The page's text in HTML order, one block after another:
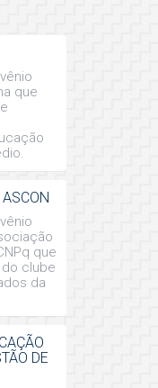
que
que
clube
da
DE